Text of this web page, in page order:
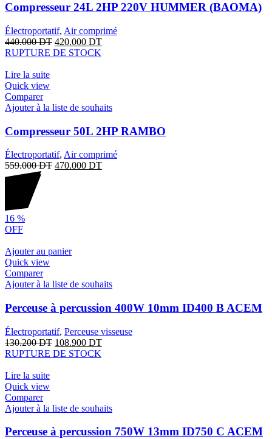
Compresseur 24L 2HP 220V HUMMER (BAOMA)
Électroportatif, Air comprimé
440.000DT 420.000 DT
RUPTURE DE STOCK
Lire la suite
Quick view
Comparer
Ajouter à la liste de souhaits
Compresseur 50L 2HP RAMBO
Électroportatif, Air comprimé
559.000DT 470.000 DT
16 %
OFF
Ajouter au panier
Quick view
Comparer
Ajouter à la liste de souhaits
Perceuse à percussion 400W 10mm ID400 B ACEM
Électroportatif, Perceuse visseuse
130.200DT 108.900 DT
RUPTURE DE STOCK
Lire la suite
Quick view
Comparer
Ajouter à la liste de souhaits
Perceuse à percussion 750W 13mm ID750 C ACEM